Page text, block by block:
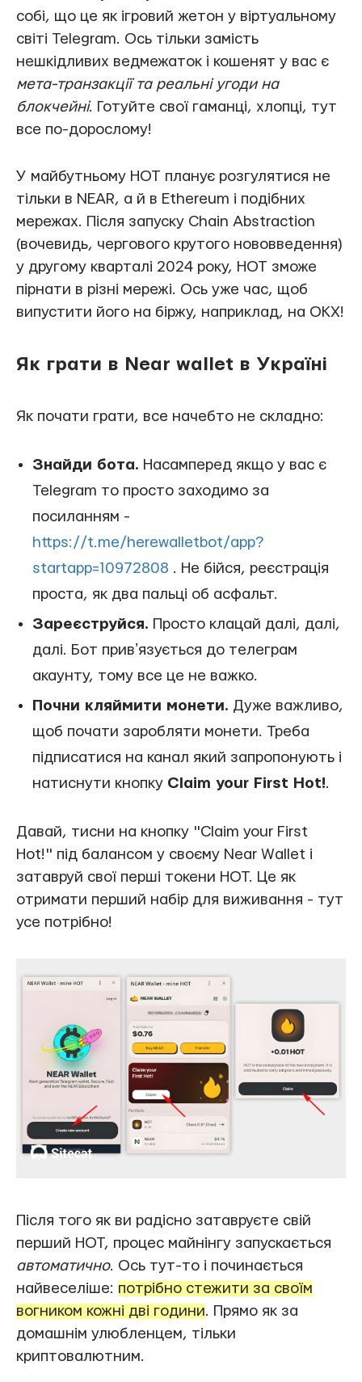
собі, що це як ігровий жетон у віртуальному
світі Telegram. Ось тільки замість
нешкідливих ведмежаток і кошенят у вас є
мета-транзакції та реальні угоди на
блокчейні. Готуйте свої гаманці, хлопці, тут
все по-дорослому!
У майбутньому HOT планує розгулятися не
тільки в NEAR, а й в Ethereum і подібних
мережах. Після запуску Chain Abstraction
(вочевидь, чергового крутого нововведення)
у другому кварталі 2024 року, HOT зможе
пірнати в різні мережі. Ось уже час, щоб
випустити його на біржу, наприклад, на OKX!
Як грати в Near wallet в Україні
Як почати грати, все начебто не складно:
Знайди бота. Насамперед якщо у вас є
Telegram то просто заходимо за
посиланням -
https://t.me/herewalletbot/app?
startapp=10972808 . Не бійся, реєстрація
проста, як два пальці об асфальт.
Зареєструйся. Просто клацай далі, далі,
далі. Бот привʼязується до телеграм
акаунту, тому все це не важко.
Почни кляймити монети. Дуже важливо,
щоб почати заробляти монети. Треба
підписатися на канал який запропонують і
натиснути кнопку Claim your First Hot!.
Давай, тисни на кнопку "Claim your First
Hot!" під балансом у своєму Near Wallet і
затавруй свої перші токени HOT. Це як
отримати перший набір для виживання - тут
усе потрібно!
Після того як ви радісно затавруєте свій
перший HOT, процес майнінгу запускається
автоматично. Ось тут-то і починається
найвеселіше: потрібно стежити за своїм
вогником кожні дві години. Прямо як за
домашнім улюбленцем, тільки
криптовалютним.